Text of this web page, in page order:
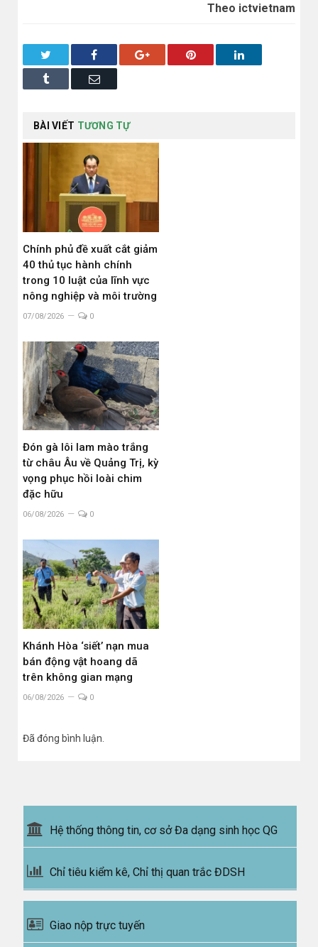
Theo ictvietnam
Facebook Google+ Pinterest LinkedIn
Tumblr Email
BÀI VIẾT TƯƠNG TỰ
Chính phủ đề xuất cắt giảm
40 thủ tục hành chính
trong 10 luật của lĩnh vực
nông nghiệp và môi trường
07/08/2026 0
Đón gà lôi lam mào trắng
từ châu Âu về Quảng Trị, kỳ
vọng phục hồi loài chim
đặc hữu
06/08/2026 0
Khánh Hòa ‘siết’ nạn mua
bán động vật hoang dã
trên không gian mạng
06/08/2026 0
Đã đóng bình luận.
Hệ thống thông tin, cơ sở Đa dạng sinh học QG
Chỉ tiêu kiểm kê, Chỉ thị quan trắc ĐDSH
Giao nộp trực tuyến